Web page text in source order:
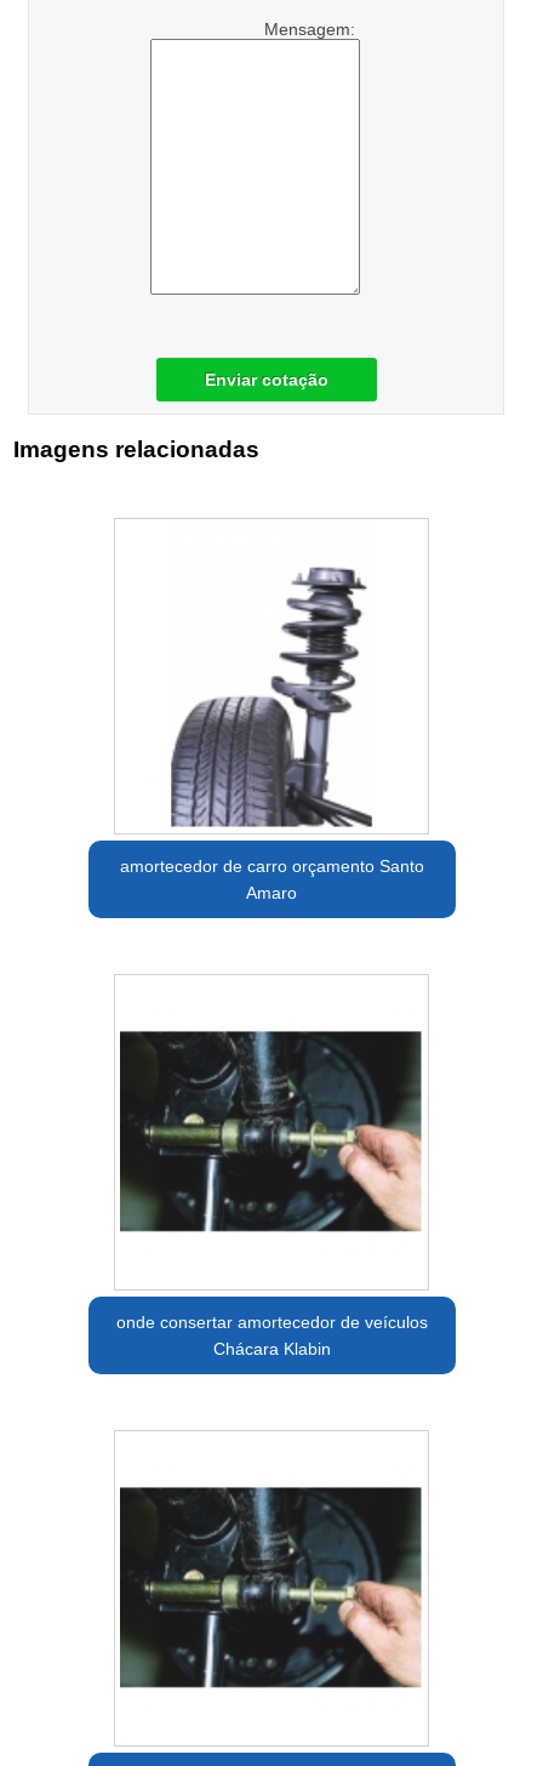
Mensagem:
Enviar cotação
Imagens relacionadas
amortecedor de carro orçamento Santo
Amaro
onde consertar amortecedor de veículos
Chácara Klabin